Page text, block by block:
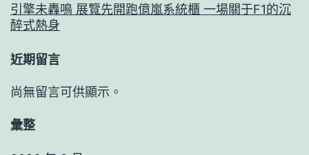
引擎未轟鳴 展覽先開跑億嵐系統櫃 一場關于F1的沉
醉式熱身
近期留言
尚無留言可供顯示。
彙整